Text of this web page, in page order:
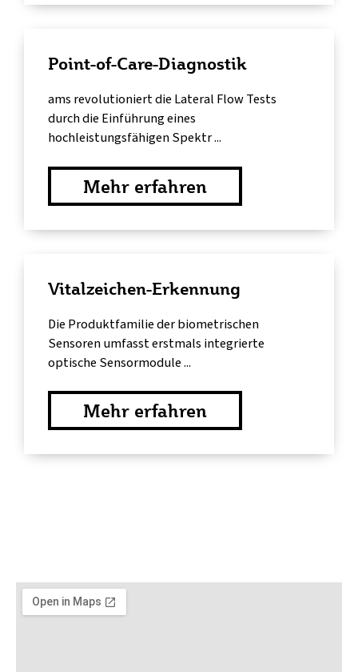
Point-of-Care-Diagnostik
ams revolutioniert die Lateral Flow Tests
durch die Einführung eines
hochleistungsfähigen Spektr ...
Mehr erfahren
Vitalzeichen-Erkennung
Die Produktfamilie der biometrischen
Sensoren umfasst erstmals integrierte
optische Sensormodule ...
Mehr erfahren